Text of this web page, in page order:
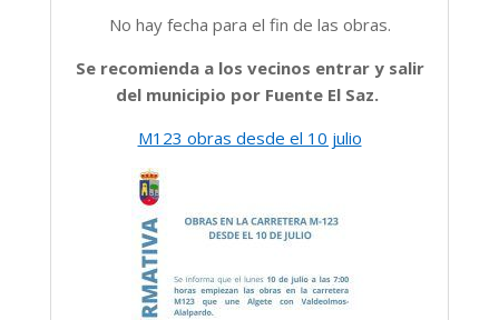
No hay fecha para el fin de las obras.
Se recomienda a los vecinos entrar y salir
del municipio por Fuente El Saz.
M123 obras desde el 10 julio